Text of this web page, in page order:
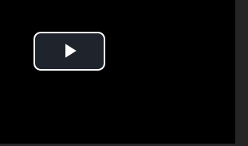
Play